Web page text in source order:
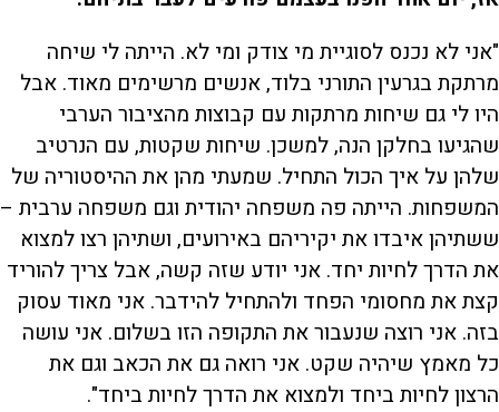
"אני לא נכנס לסוגיית מי צודק ומי לא. הייתה לי שיחה
מרתקת בגרעין התורני בלוד, אנשים מרשימים מאוד. אבל
היו לי גם שיחות מרתקות עם קבוצות מהציבור הערבי
שהגיעו בחלקן הנה, למשכן. שיחות שקטות, עם הנרטיב
שלהן על איך הכול התחיל. שמעתי מהן את ההיסטוריה של
המשפחות. הייתה פה משפחה יהודית וגם משפחה ערבית –
ששתיהן איבדו את יקיריהם באירועים, ושתיהן רצו למצוא
את הדרך לחיות יחד. אני יודע שזה קשה, אבל צריך להוריד
קצת את מחסומי הפחד ולהתחיל להידבר. אני מאוד עסוק
בזה. אני רוצה שנעבור את התקופה הזו בשלום. אני עושה
כל מאמץ שיהיה שקט. אני רואה גם את הכאב וגם את
הרצון לחיות ביחד ולמצוא את הדרך לחיות ביחד".